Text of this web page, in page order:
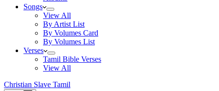
Songs
View All
By Artist List
By Volumes Card
By Volumes List
Verses
Tamil Bible Verses
View All
Christian Slave Tamil